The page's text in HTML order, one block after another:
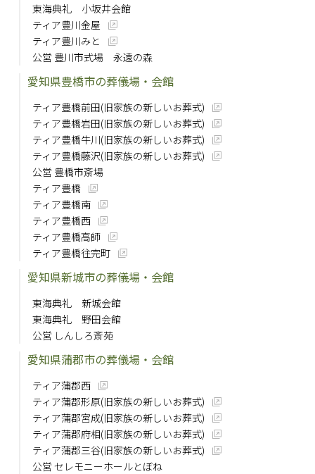
東海典礼 小坂井会館
ティア豊川金屋
ティア豊川みと
公営 豊川市式場 永遠の森
愛知県豊橋市の葬儀場・会館
ティア豊橋前田(旧家族の新しいお葬式)
ティア豊橋岩田(旧家族の新しいお葬式)
ティア豊橋牛川(旧家族の新しいお葬式)
ティア豊橋藤沢(旧家族の新しいお葬式)
公営 豊橋市斎場
ティア豊橋
ティア豊橋南
ティア豊橋西
ティア豊橋高師
ティア豊橋往完町
愛知県新城市の葬儀場・会館
東海典礼 新城会館
東海典礼 野田会館
公営 しんしろ斎苑
愛知県蒲郡市の葬儀場・会館
ティア蒲郡西
ティア蒲郡形原(旧家族の新しいお葬式)
ティア蒲郡宮成(旧家族の新しいお葬式)
ティア蒲郡府相(旧家族の新しいお葬式)
ティア蒲郡三谷(旧家族の新しいお葬式)
公営 セレモニーホールとぼね